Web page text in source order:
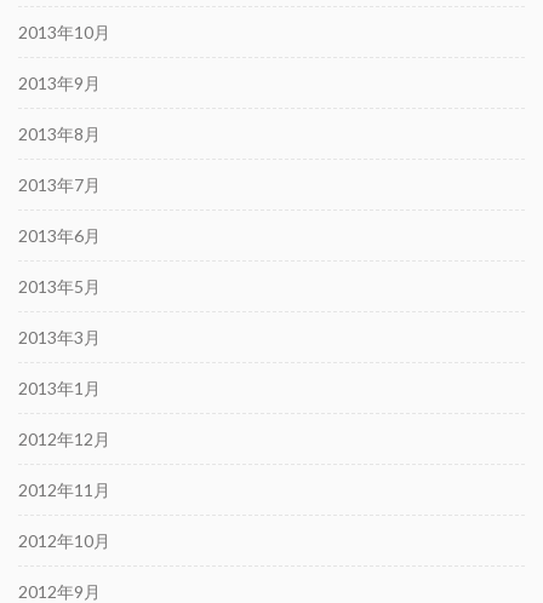
2013年10月
2013年9月
2013年8月
2013年7月
2013年6月
2013年5月
2013年3月
2013年1月
2012年12月
2012年11月
2012年10月
2012年9月